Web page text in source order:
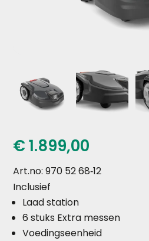
€1.899,00
Art.no: 970 52 68‑12
Inclusief
Laad station
6 stuks Extra messen
Voedingseenheid